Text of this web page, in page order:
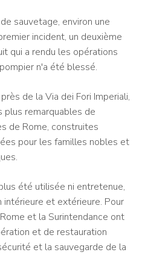
sauvetage, environ une
incident, un deuxième
qui a rendu les opérations
n'a été blessé.
de la Via dei Fori Imperiali,
remarquables de
de Rome, construites
pour les familles nobles et
été utilisée ni entretenue,
intérieure et extérieure. Pour
et la Surintendance ont
et de restauration
et la sauvegarde de la